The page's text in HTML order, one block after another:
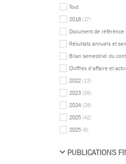
Tout
2018 (17)
Document de référence
Résultats annuels et
Bilan semestriel du
Chiffres d’affaire et
2022 (13)
2023 (26)
2024 (28)
2025 (42)
2025 (6)
PUBLICATIONS